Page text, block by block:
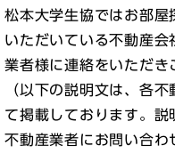
松本大学生協ではお部屋
いただいている不動産
業者様に連絡をいただき
（以下の説明文は、各
て掲載しております。
不動産業者にお問い合わ